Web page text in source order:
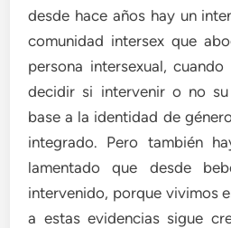
desde hace años hay un
comunidad intersex que
persona intersexual,
decidir si intervenir o no
base a la identidad de
integrado. Pero también
lamentado que desde
intervenido, porque vivimos
a estas evidencias sigue